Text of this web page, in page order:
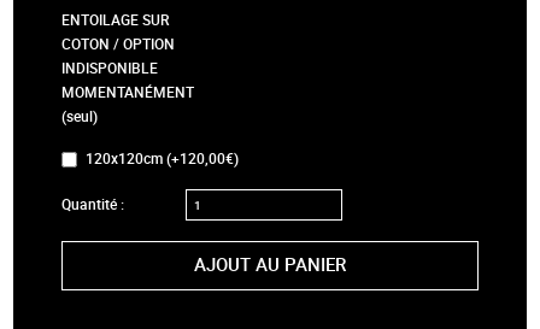
ENTOILAGE SUR
COTON / OPTION
INDISPONIBLE
MOMENTANÉMENT
(seul)
120x120cm (+120,00€)
Quantité :
AJOUT AU PANIER